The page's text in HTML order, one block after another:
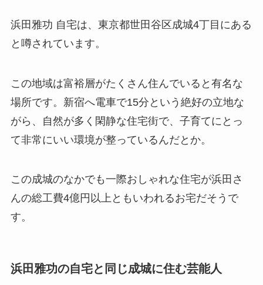
浜田雅功 自宅は、東京都世田谷区成城4丁目にある
と噂されています。
この地域は富裕層がたくさん住んでいると有名な
場所です。新宿へ電車で15分という絶好の立地な
がら、自然が多く閑静な住宅街で、子育てにとっ
て非常にいい環境が整っているんだとか。
この成城のなかでも一際おしゃれな住宅が浜田さ
んの総工費4億円以上ともいわれるお宅だそうで
す。
浜田雅功の自宅と同じ成城に住む芸能人